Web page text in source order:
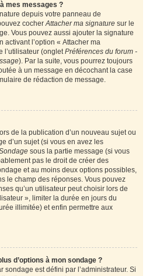
mes messages ?
depuis votre panneau de
cocherAttacher ma signature sur le
Vous pouvez aussi ajouter la signature
activant l’option « Attacher ma
l’utilisateur (ongletPréférences du forum -
). Par la suite, vous pourrez toujours
à un message en décochant la case
de rédaction de message.
de la publication d’un nouveau sujet ou
d’un sujet (si vous en avez les
sous la partie message (si vous
pas le droit de créer des
et au moins deux options possibles,
le champ des réponses. Vous pouvez
qu’un utilisateur peut choisir lors de
», limiter la durée en jours du
illimitée) et enfin permettre aux
d’options à mon sondage ?
sondage est défini par l’administrateur. Si